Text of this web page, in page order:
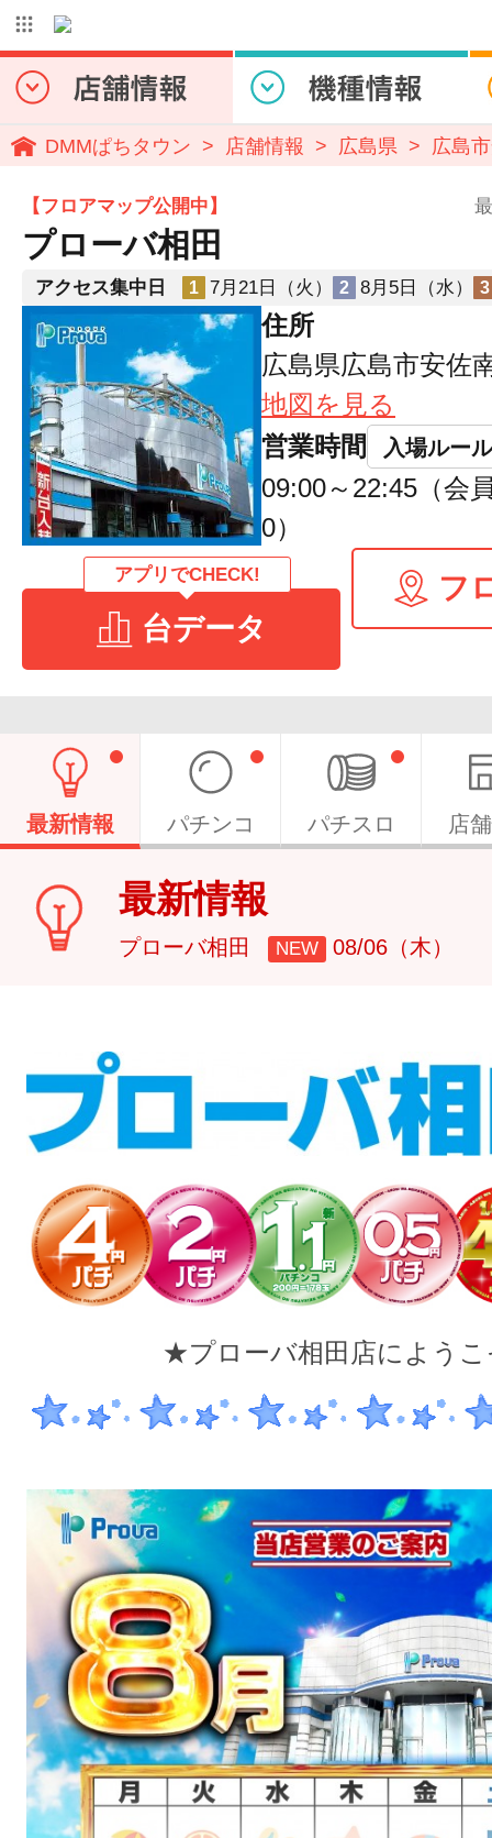
DMMぱちタウン 店舗情報 広島県 広島
【フロアマップ公開中】
プローバ相田
アクセス集中日 1 7月21日（火） 2 8月5日（水） 3
住所
広島県広島市安佐
地図を見る
営業時間
入場ルール
09:00～22:45（会
0）
アプリでCHECK!
台データ
フ
最新情報 パチンコ パチスロ 店
最新情報
プローバ相田 NEW 08/06（木）
★プローバ相田店によう